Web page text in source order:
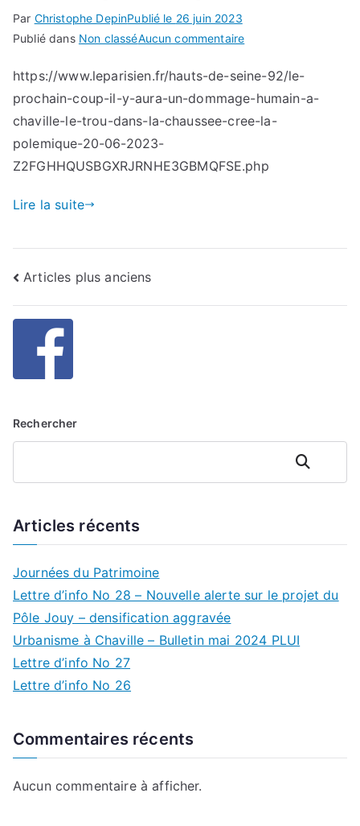
Par Christophe DepinPublié le 26 juin 2023
Publié dans Non classéAucun commentairesur
prochain
coup,
il
aura
un
https://www.leparisien.fr/hauts-de-seine-92/le-
prochain-coup-il-y-aura-un-dommage-humain-a-
chaville-le-trou-dans-la-chaussee-cree-la-
polemique-20-06-2023-
Z2FGHHQUSBGXRJRNHE3GBMQFSE.php
Lire la suite
Navigation
des
articles
Articles plus anciens
Rechercher
Rechercher
Articles récents
Journées du Patrimoine
Lettre d’info No 28 – Nouvelle alerte sur le projet du
Pôle Jouy – densification aggravée
Urbanisme à Chaville – Bulletin mai 2024 PLUI
Lettre d’info No 27
Lettre d’info No 26
Commentaires récents
Aucun commentaire à afficher.